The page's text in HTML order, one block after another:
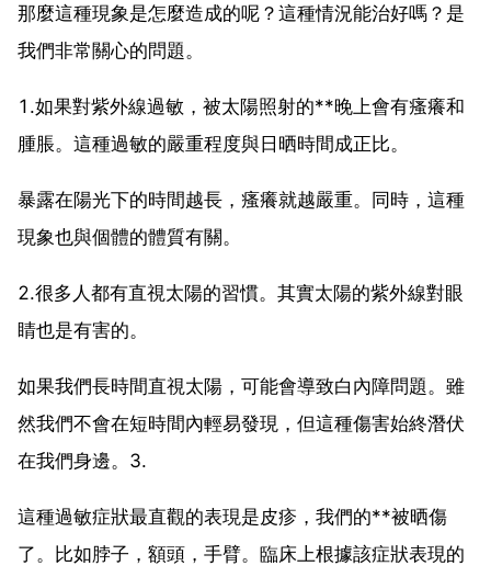
那麼這種現象是怎麼造成的呢？這種情況能治好嗎？是
我們非常關心的問題。
1.如果對紫外線過敏，被太陽照射的**晚上會有瘙癢和
腫脹。這種過敏的嚴重程度與日晒時間成正比。
暴露在陽光下的時間越長，瘙癢就越嚴重。同時，這種
現象也與個體的體質有關。
2.很多人都有直視太陽的習慣。其實太陽的紫外線對眼
睛也是有害的。
如果我們長時間直視太陽，可能會導致白內障問題。雖
然我們不會在短時間內輕易發現，但這種傷害始終潛伏
在我們身邊。3.
這種過敏症狀最直觀的表現是皮疹，我們的**被晒傷
了。比如脖子，額頭，手臂。臨床上根據該症狀表現的